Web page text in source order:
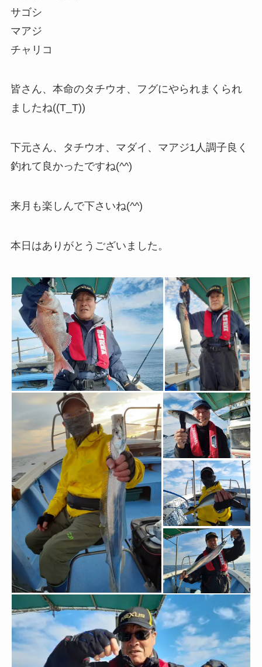
サゴシ
マアジ
チャリコ
皆さん、本命のタチウオ、フグにやられまくられ
ましたね((T_T))
下元さん、タチウオ、マダイ、マアジ1人調子良く
釣れて良かったですね(^^)
来月も楽しんで下さいね(^^)
本日はありがとうございました。